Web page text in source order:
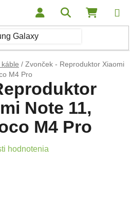
Hľadať
káble / Zvonček - Reproduktor Xiaomi
M4 Pro
Note 11,
M4 Pro
je 0,0 z 5 hviezdičiek.
hodnotenia